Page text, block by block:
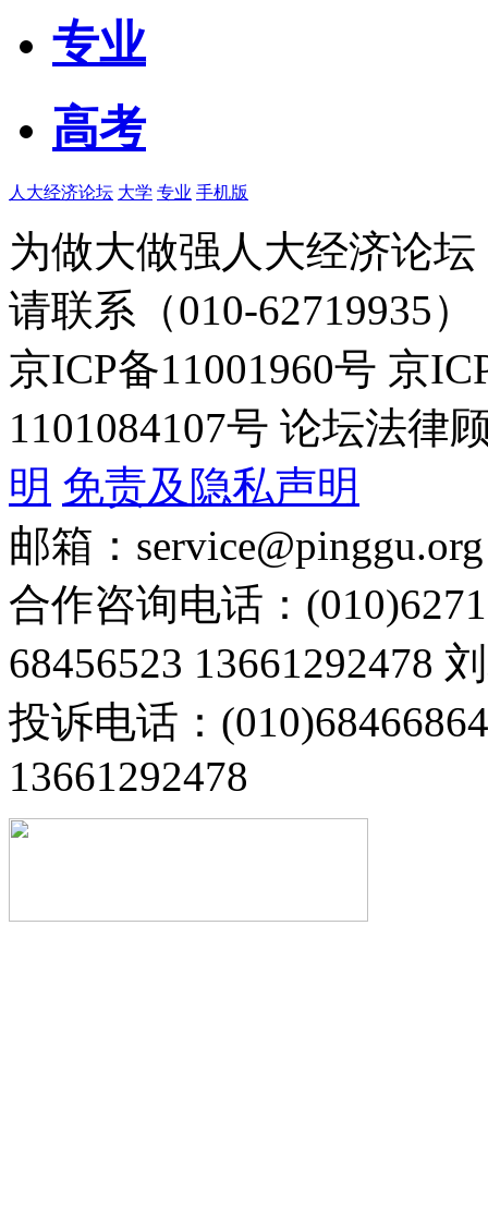
专业
高考
人大经济论坛 大学 专业 手机版
为做大做强人大经济论
请联系（010-62719935）
京ICP备11001960号 京
1101084107号 论坛法律
明 免责及隐私声明
邮箱：service@pinggu.org
合作咨询电话：
68456523 13661292478
投诉电话：
13661292478